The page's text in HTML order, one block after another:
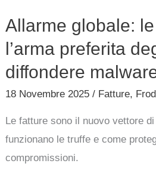
Allarme globale:
l’arma preferita
diffondere
18 Novembre 2025/ Fatture,
Le fatture sono il nuovo vettore
funzionano le truffe e come
compromissioni.
per
diffondere
malware